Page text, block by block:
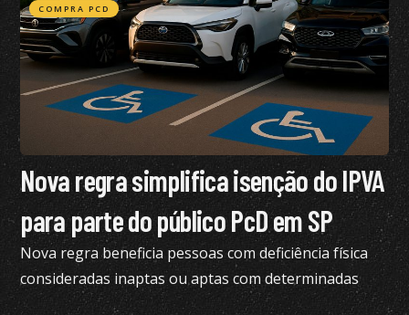
COMPRA PCD
Nova regra simplifica isenção do IPVA
para parte do público PcD em SP
Nova regra beneficia pessoas com deficiência física
consideradas inaptas ou aptas com determinadas
restrições na CNH